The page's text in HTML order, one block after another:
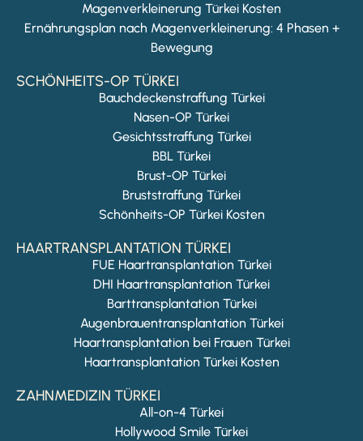
Magenverkleinerung Türkei Kosten
Ernährungsplan nach Magenverkleinerung: 4 Phasen +
Bewegung
SCHÖNHEITS-OP TÜRKEI
Bauchdeckenstraffung Türkei
Nasen-OP Türkei
Gesichtsstraffung Türkei
BBL Türkei
Brust-OP Türkei
Bruststraffung Türkei
Schönheits-OP Türkei Kosten
HAARTRANSPLANTATION TÜRKEI
FUE Haartransplantation Türkei
DHI Haartransplantation Türkei
Barttransplantation Türkei
Augenbrauentransplantation Türkei
Haartransplantation bei Frauen Türkei
Haartransplantation Türkei Kosten
ZAHNMEDIZIN TÜRKEI
All-on-4 Türkei
Hollywood Smile Türkei